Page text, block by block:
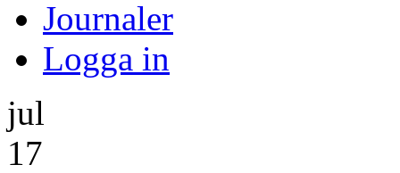
Journaler
Logga in
jul
17